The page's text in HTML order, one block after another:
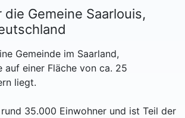
die Gemeine Saarlouis,
Gemeinde im Saarland,
auf einer Fläche von ca. 25
liegt.
35.000 Einwohner und ist Teil der